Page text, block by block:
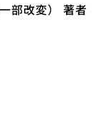
部改変） 著者